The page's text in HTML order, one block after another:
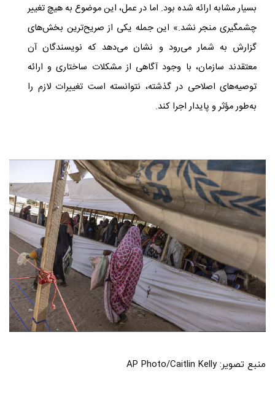
بسیار مشابه ارائه شده بود. اما در عمل، این موضوع به هیچ تغییر
چشمگیری منجر نشد.» این جمله یکی از صریح‌ترین بخش‌های
گزارش به شمار می‌رود و نشان می‌دهد که نویسندگان آن
معتقدند سازمان، با وجود آگاهی از مشکلات ساختاری و ارائه
توصیه‌های اصلاحی در گذشته، نتوانسته است تغییرات لازم را
به‌طور مؤثر و پایدار اجرا کند.
منبع تصویر: AP Photo/Caitlin Kelly